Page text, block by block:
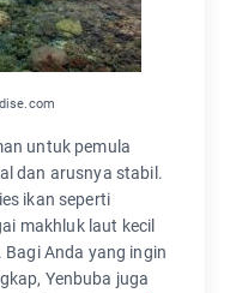
untuk pemula
dan arusnya stabil.
ikan seperti
makhluk laut kecil
Anda yang ingin
Yenbuba juga